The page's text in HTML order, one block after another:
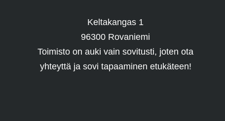
Keltakangas 1
96300 Rovaniemi
Toimisto on auki vain sovitusti, joten ota
yhteyttä ja sovi tapaaminen etukäteen!